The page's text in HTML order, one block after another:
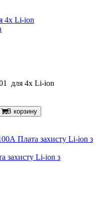
для 4х Li-ion
В корзину
захисту Li-ion з